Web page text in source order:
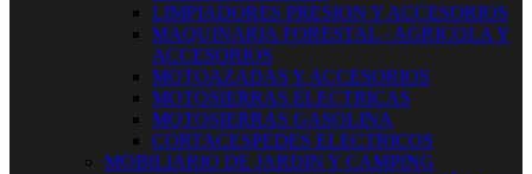
LIMPIADORES PRESION Y ACCESORIOS
MAQUINARIA FORESTAL - AGRICOLA Y
ACCESORIOS
MOTOAZADAS Y ACCESORIOS
MOTOSIERRAS ELECTRICAS
MOTOSIERRAS GASOLINA
CORTACESPEDES ELECTRICOS
MOBILIARIO DE JARDIN Y CAMPING